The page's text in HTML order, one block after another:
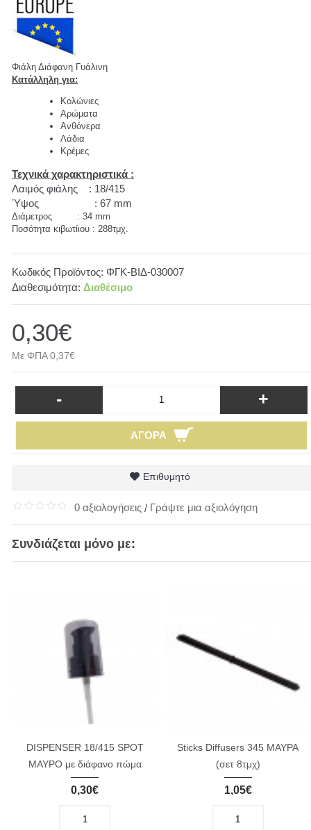
Φιάλη Διάφανη Γυάλινη
Κατάλληλη για:
Κολώνιες
Αρώματα
Ανθόνερα
Λάδια
Κρέμες
Τεχνικά χαρακτηριστικά :
Λαιμός φιάλης : 18/415
Ύψος : 67 mm
Διάμετρος : 34 mm
Ποσότητα κιβωτίιου : 288τμχ.
Κωδικός Προϊόντος: ΦΓΚ-ΒΙΔ-030007
Διαθεσιμότητα: Διαθέσιμο
0,30€
Με ΦΠΑ 0,37€
- +
ΑΓΟΡΆ
Επιθυμητό
0 αξιολογήσεις / Γράψτε μια αξιολόγηση
Συνδιάζεται μόνο με:
DISPENSER 18/415 SPOT
ΜΑΥΡΟ με διάφανο πώμα
0,30€
Sticks Diffusers 345 ΜΑΥΡΑ
(σετ 8τμχ)
1,05€